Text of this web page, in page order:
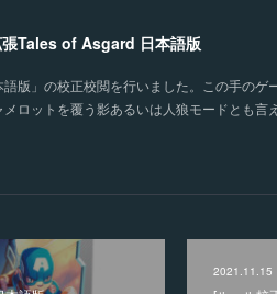
Tales of Asgard 日本語版
版」の校正校閲を行いました。この手の
ロットを覆う影あるいは人狼モードとも
2021.11.15